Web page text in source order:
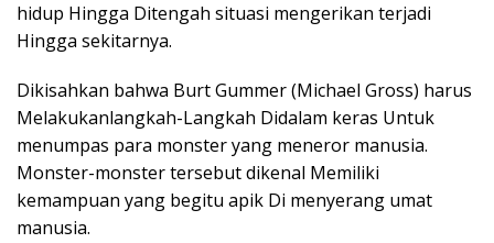
hidup Hingga Ditengah situasi mengerikan terjadi
Hingga sekitarnya.
Dikisahkan bahwa Burt Gummer (Michael Gross) harus
Melakukanlangkah-Langkah Didalam keras Untuk
menumpas para monster yang meneror manusia.
Monster-monster tersebut dikenal Memiliki
kemampuan yang begitu apik Di menyerang umat
manusia.